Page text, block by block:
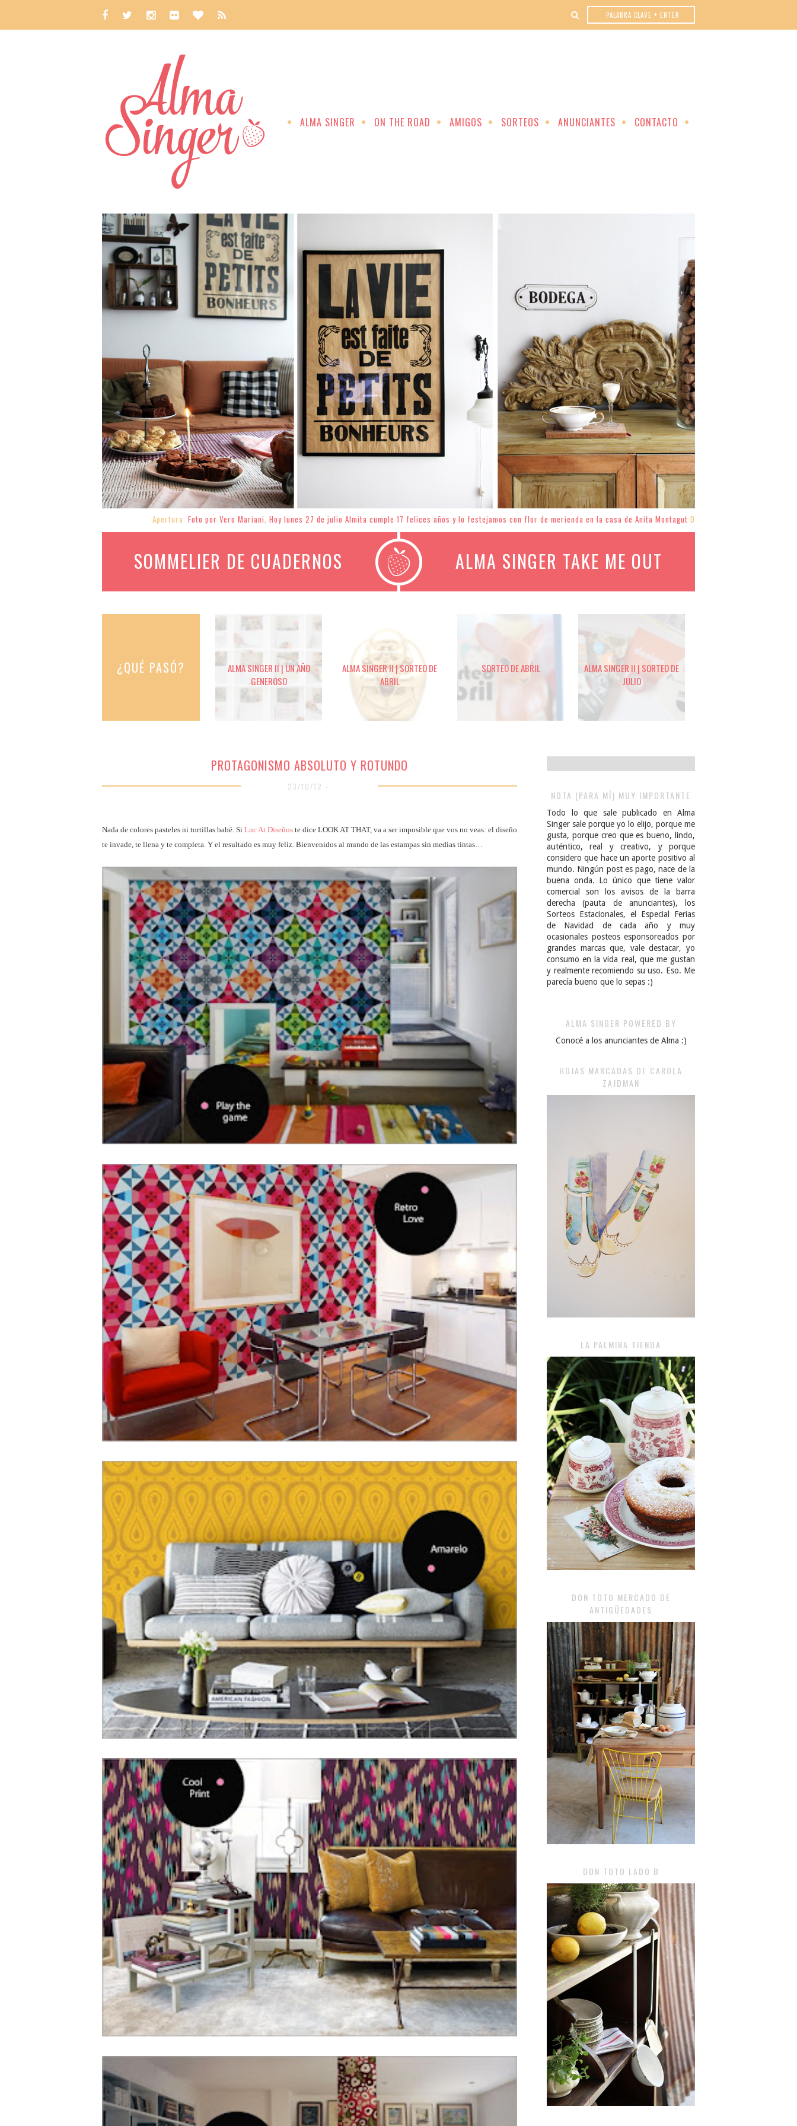
ALMA SINGER ON THE ROAD AMIGOS SORTEOS ANUNCIANTES CONTACTO
Apertura: Foto por Vero Mariani. Hoy lunes 27 de julio Almita cumple 17 felices años y lo festejamos con flor de merienda en la casa de Anita Montagut:D
SOMMELIER DE CUADERNOS ALMA SINGER TAKE ME OUT
¿QUÉ PASÓ?
ALMA SINGER II | UN AÑO
GENEROSO
ALMA SINGER II | SORTEO DE
ABRIL
SORTEO DE ABRIL
ALMA SINGER II | SORTEO DE
JULIO
PROTAGONISMO ABSOLUTO Y ROTUNDO
23/10/12 -
Nada de colores pasteles ni tortillas babé. Si Luc At Diseños te dice LOOK AT THAT, va a ser imposible que vos no veas: el diseño
te invade, te llena y te completa. Y el resultado es muy feliz. Bienvenidos al mundo de las estampas sin medias tintas…
NOTA (PARA MÍ) MUY IMPORTANTE
Todo lo que sale publicado en Alma
Singer sale porque yo lo elijo, porque me
gusta, porque creo que es bueno, lindo,
auténtico, real y creativo, y porque
considero que hace un aporte positivo al
mundo. Ningún post es pago, nace de la
buena onda. Lo único que tiene valor
comercial son los avisos de la barra
derecha (pauta de anunciantes), los
Sorteos Estacionales, el Especial Ferias
de Navidad de cada año y muy
ocasionales posteos esponsoreados por
grandes marcas que, vale destacar, yo
consumo en la vida real, que me gustan
y realmente recomiendo su uso. Eso. Me
parecía bueno que lo sepas :)
ALMA SINGER POWERED BY
Conocé a los anunciantes de Alma :)
HOJAS MARCADAS DE CAROLA
ZAJDMAN
LA PALMIRA TIENDA
DON TOTO MERCADO DE
ANTIGÜEDADES
DON TOTO LADO B